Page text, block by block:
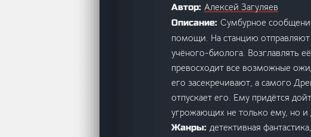
Автор: Алексей Загуляев
Описание: Сумбурное
помощи. На станцию отправляют
учёного-биолога. Возглавлять
превосходит все возможные
его засекречивают, а самого
отпускает его. Ему придётся
угрожающих не только ему, но и
Жанры: детективная